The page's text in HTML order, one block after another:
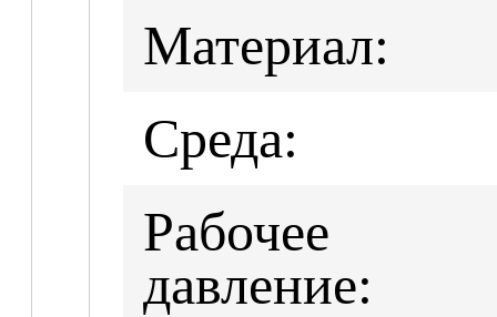
Материал:
Среда:
Рабочее
давление: